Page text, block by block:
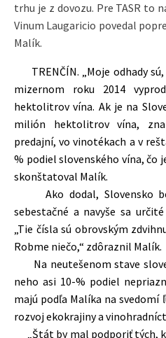
trhu je z dovozu. Pre TASR to
Vinum Laugaricio povedal
Malík.
TRENČÍN. „Moje odhady
mizernom roku 2014
hektolitrov vína. Ak je na
milión hektolitrov vína,
predajní, vo vinotékach a v
% podiel slovenského vína, čo
skonštatoval Malík.
Ako dodal, Slovensko
sebestačné a navyše sa
„Tie čísla sú obrovským
Robme niečo,“ zdôraznil Malík.
Na neutešenom stave
neho asi 10-% podiel
majú podľa Malíka na svedomí
rozvoj ekokrajiny a
„Štát by mal podporiť tých,